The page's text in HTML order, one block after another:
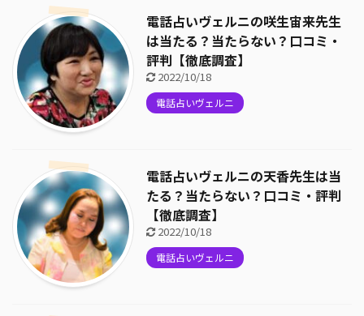
電話占いヴェルニの咲生宙来先生
は当たる？当たらない？口コミ・
評判【徹底調査】
2022/10/18
電話占いヴェルニ
電話占いヴェルニの天香先生は当
たる？当たらない？口コミ・評判
【徹底調査】
2022/10/18
電話占いヴェルニ